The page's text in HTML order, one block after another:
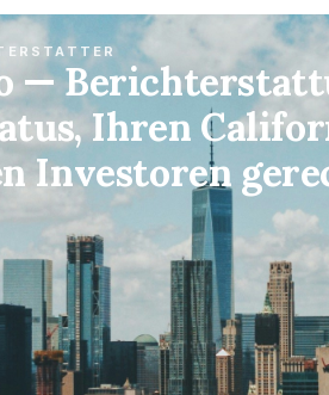
—
Ihren
Investoren